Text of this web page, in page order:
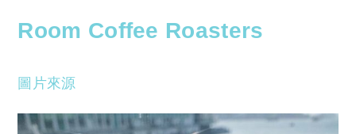
Room Coffee Roasters
圖片來源